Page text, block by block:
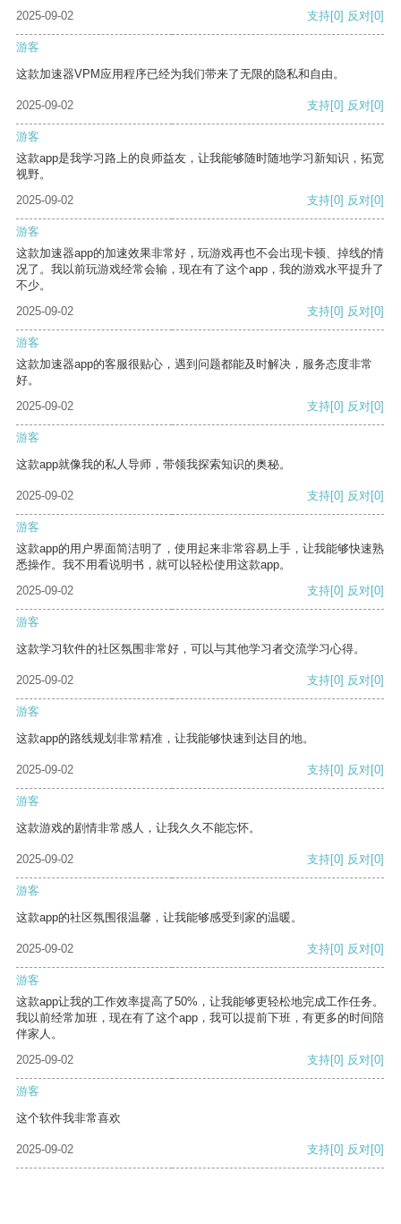
2025-09-02 支持[0] 反对[0]
游客
这款加速器VPM应用程序已经为我们带来了无限的隐私和自由。
2025-09-02 支持[0] 反对[0]
游客
这款app是我学习路上的良师益友，让我能够随时随地学习新知识，拓宽
视野。
2025-09-02
支持[0] 反对[0]
游客
这款加速器app的加速效果非常好，玩游戏再也不会出现卡顿、掉线的情
况了。我以前玩游戏经常会输，现在有了这个app，我的游戏水平提升了
不少。
2025-09-02
支持[0] 反对[0]
游客
这款加速器app的客服很贴心，遇到问题都能及时解决，服务态度非常
好。
2025-09-02
支持[0] 反对[0]
游客
这款app就像我的私人导师，带领我探索知识的奥秘。
2025-09-02 支持[0] 反对[0]
游客
这款app的用户界面简洁明了，使用起来非常容易上手，让我能够快速熟
悉操作。我不用看说明书，就可以轻松使用这款app。
2025-09-02
支持[0] 反对[0]
游客
这款学习软件的社区氛围非常好，可以与其他学习者交流学习心得。
2025-09-02 支持[0] 反对[0]
游客
这款app的路线规划非常精准，让我能够快速到达目的地。
2025-09-02 支持[0] 反对[0]
游客
这款游戏的剧情非常感人，让我久久不能忘怀。
2025-09-02 支持[0] 反对[0]
游客
这款app的社区氛围很温馨，让我能够感受到家的温暖。
2025-09-02 支持[0] 反对[0]
游客
这款app让我的工作效率提高了50%，让我能够更轻松地完成工作任务。
我以前经常加班，现在有了这个app，我可以提前下班，有更多的时间陪
伴家人。
2025-09-02
支持[0] 反对[0]
游客
这个软件我非常喜欢
2025-09-02 支持[0] 反对[0]